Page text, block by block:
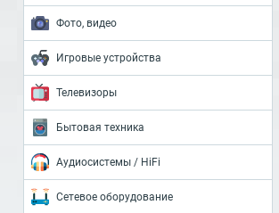
Фото, видео
Игровые устройства
Телевизоры
Бытовая техника
Аудиосистемы / HiFi
Сетевое оборудование